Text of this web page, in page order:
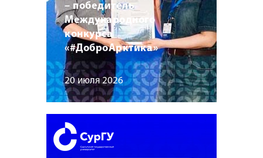
– победитель
Международного
конкурса
«#ДоброАрктика»
20 июля 2026